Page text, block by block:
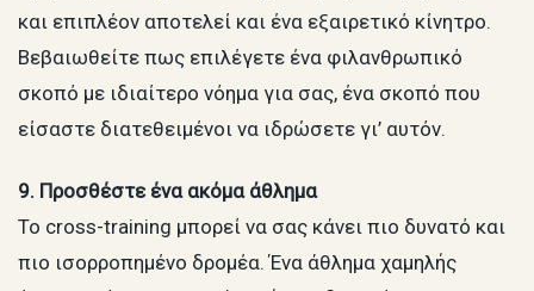
και επιπλέον αποτελεί και ένα εξαιρετικό κίνητρο.
Βεβαιωθείτε πως επιλέγετε ένα φιλανθρωπικό
σκοπό με ιδιαίτερο νόημα για σας, ένα σκοπό που
είσαστε διατεθειμένοι να ιδρώσετε γι’ αυτόν.
9. Προσθέστε ένα ακόμα άθλημα
Το cross-training μπορεί να σας κάνει πιο δυνατό και
πιο ισορροπημένο δρομέα. Ένα άθλημα χαμηλής